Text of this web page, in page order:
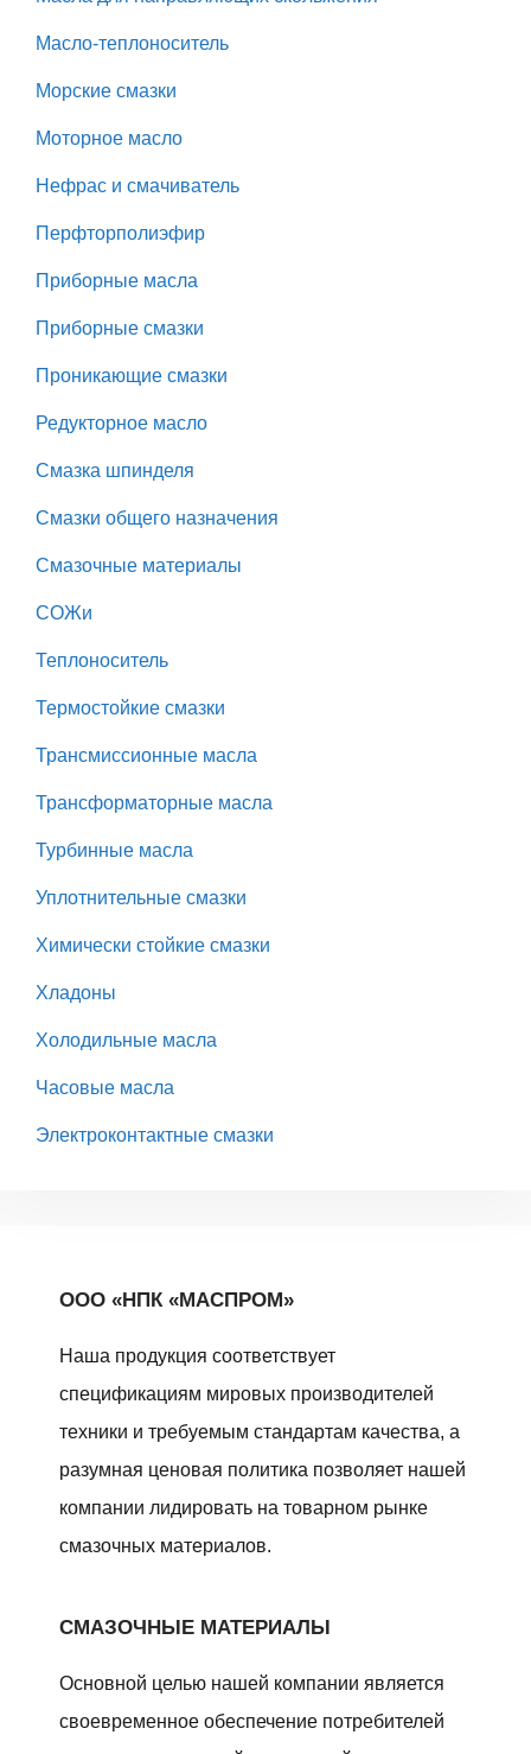
Масло-теплоноситель
Морские смазки
Моторное масло
Нефрас и смачиватель
Перфторполиэфир
Приборные масла
Приборные смазки
Проникающие смазки
Редукторное масло
Смазка шпинделя
Смазки общего назначения
Смазочные материалы
СОЖи
Теплоноситель
Термостойкие смазки
Трансмиссионные масла
Трансформаторные масла
Турбинные масла
Уплотнительные смазки
Химически стойкие смазки
Хладоны
Холодильные масла
Часовые масла
Электроконтактные смазки
ООО «НПК «МАСПРОМ»
Наша продукция соответствует
спецификациям мировых производителей
техники и требуемым стандартам качества, а
разумная ценовая политика позволяет нашей
компании лидировать на товарном рынке
смазочных материалов.
СМАЗОЧНЫЕ МАТЕРИАЛЫ
Основной целью нашей компании является
своевременное обеспечение потребителей